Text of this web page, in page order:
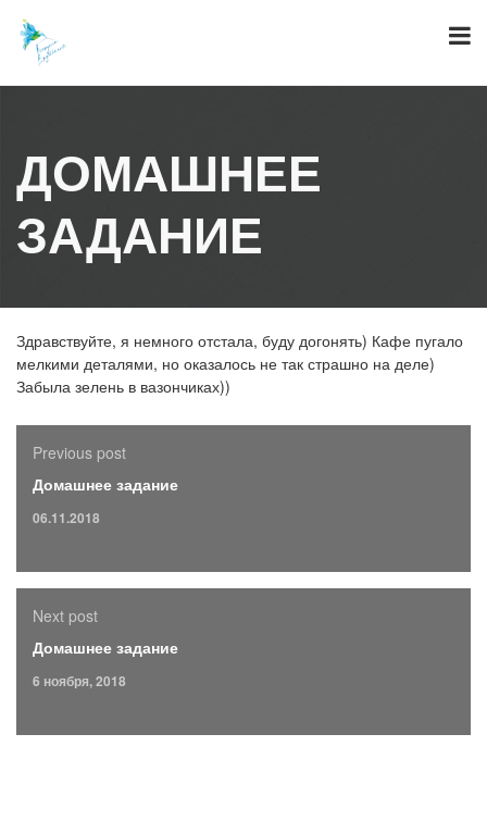
content
ДОМАШНЕЕ
ЗАДАНИЕ
Здравствуйте, я немного отстала, буду догонять) Кафе пугало
мелкими деталями, но оказалось не так страшно на деле)
Забыла зелень в вазончиках))
Previous post
Домашнее задание
06.11.2018
Next post
Домашнее задание
6 ноября, 2018